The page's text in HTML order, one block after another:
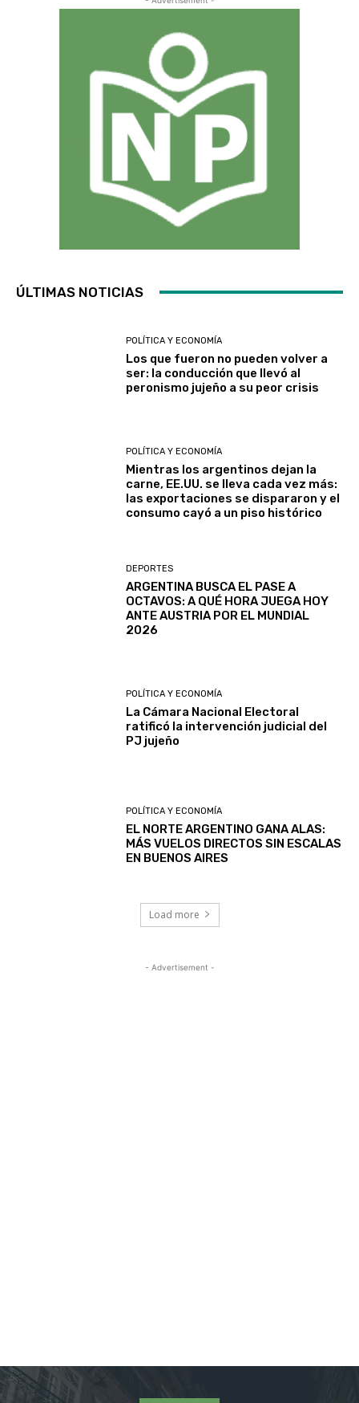
ÚLTIMAS NOTICIAS
POLÍTICA Y ECONOMÍA
Los que fueron no pueden volver a
ser: la conducción que llevó al
peronismo jujeño a su peor crisis
POLÍTICA Y ECONOMÍA
Mientras los argentinos dejan la
carne, EE.UU. se lleva cada vez más:
las exportaciones se dispararon y el
consumo cayó a un piso histórico
DEPORTES
ARGENTINA BUSCA EL PASE A
OCTAVOS: A QUÉ HORA JUEGA HOY
ANTE AUSTRIA POR EL MUNDIAL
2026
POLÍTICA Y ECONOMÍA
La Cámara Nacional Electoral
ratificó la intervención judicial del
PJ jujeño
POLÍTICA Y ECONOMÍA
EL NORTE ARGENTINO GANA ALAS:
MÁS VUELOS DIRECTOS SIN ESCALAS
EN BUENOS AIRES
Load more
- Advertisement -